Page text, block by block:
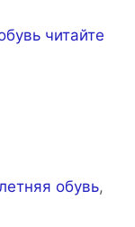
читайте
обувь,